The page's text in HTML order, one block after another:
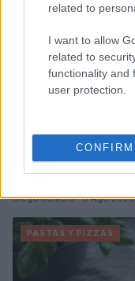
related to
I want to allow
related to
functionality and
user protection.
CONFIRM
Cómo crear y
Diego Romero · 6 Ago 2026
PASTAS Y PIZZAS